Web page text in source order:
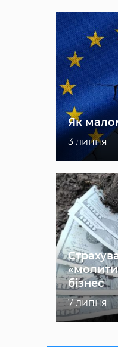
Як
3 липня
бізнес
7 липня